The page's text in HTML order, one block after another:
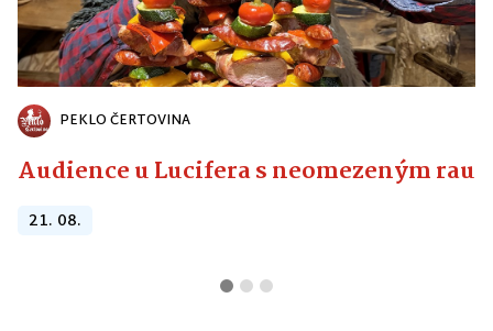
PEKLO ČERTOVINA
Audience u Lucifera s neomezeným
21. 08.